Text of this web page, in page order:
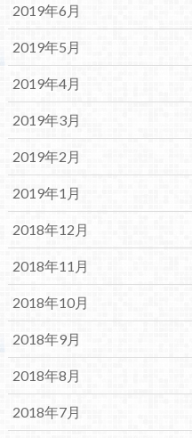
2019年6月
2019年5月
2019年4月
2019年3月
2019年2月
2019年1月
2018年12月
2018年11月
2018年10月
2018年9月
2018年8月
2018年7月